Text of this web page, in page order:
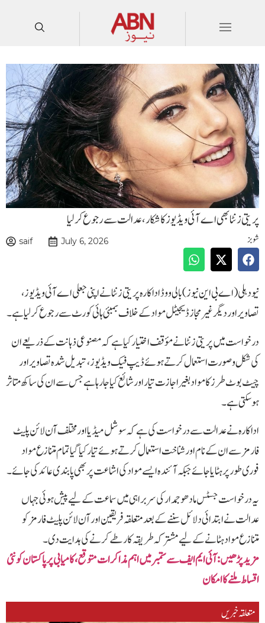
پریتی زنٹا بھی اے آئی ویڈیوز کا شکار،عدالت سے رجوع کرلیا
شوبز saif July 6, 2026
نیو دہلی (اے بی این نیوز)بالی ووڈ اداکارہ پریتی زنٹا نے اپنی جعلی اے آئی ویڈیوز،
تصاویر اور دیگر غیر مجاز ڈیجیٹل مواد کے خلاف بمبئی ہائی کورٹ سے رجوع کر لیا ہے۔
درخواست میں پریتی زنٹا نے مؤقف اختیار کیا ہے کہ مصنوعی ذہانت کے ذریعے ان
کی شکل و صورت استعمال کرتے ہوئے ڈیپ فیک ویڈیوز، تبدیل شدہ تصاویر اور
چیٹ بوٹ طرز کا مواد بغیر اجازت تیار اور شائع کیا جا رہا ہے جس سے ان کی ساکھ متاثر
ہو سکتی ہے۔
اداکارہ نے عدالت سے درخواست کی ہے کہ سوشل میڈیا اور مختلف آن لائن پلیٹ
فارمز سے ان کے نام اور شناخت استعمال کرتے ہوئے تیار کیا گیا تمام متنازع مواد
فوری طور پر ہٹایا جائے جبکہ آئندہ ایسے مواد کی اشاعت پر بھی پابندی عائد کی جائے۔
یہ درخواست جسٹس مادھو جمدار کی سربراہی میں سماعت کے لیے پیش ہوئی جہاں
عدالت نے ابتدائی دلائل سننے کے بعد متعلقہ فریقین اور آن لائن پلیٹ فارمز کو
متنازع مواد ہٹانے کے لیے مشترکہ طریقہ کار طے کرنے کی ہدایت دی۔
مزید پڑھیں: آئی ایم ایف سے ستمبر میں اہم مذاکرات متوقع، کامیابی پر پاکستان کو نئی
اقساط ملنے کا امکان
متعلقہ خبریں